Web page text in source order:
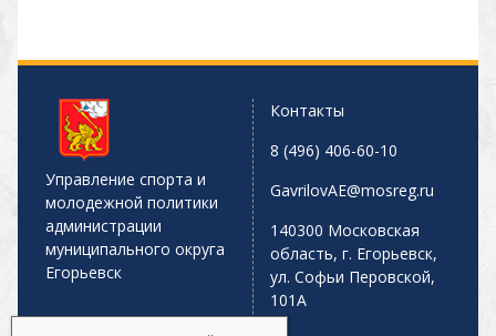
Управление спорта и
молодежной политики
администрации
муниципального округа
Егорьевск
Контакты
8 (496) 406-60-10
GavrilovAE@mosreg.ru
140300 Московская
область, г. Егорьевск,
ул. Софьи Перовской,
101А